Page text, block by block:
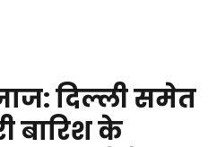
दिल्ली समेत
बारिश के